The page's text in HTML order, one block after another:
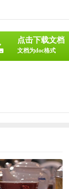
点击下载文档
文档为doc格式